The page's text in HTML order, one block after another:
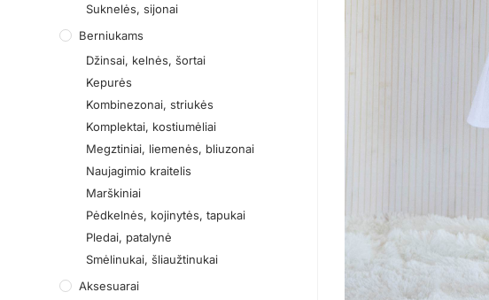
Suknelės, sijonai
Berniukams
Džinsai, kelnės, šortai
Kepurės
Kombinezonai, striukės
Komplektai, kostiumėliai
Megztiniai, liemenės, bliuzonai
Naujagimio kraitelis
Marškiniai
Pėdkelnės, kojinytės, tapukai
Pledai, patalynė
Smėlinukai, šliaužtinukai
Aksesuarai